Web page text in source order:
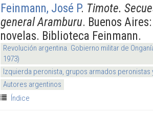
Feinmann, José P. Timote.
general Aramburu. Buenos
novelas. Biblioteca Feinmann.
Revolución argentina. Gobierno militar de
1973)
Izquierda peronista, grupos armados
Autores argentinos
Índice